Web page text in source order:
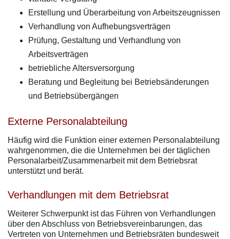
Erstellung und Überarbeitung von Arbeitszeugnissen
Verhandlung von Aufhebungsverträgen
Prüfung, Gestaltung und Verhandlung von
Arbeitsverträgen
betriebliche Altersversorgung
Beratung und Begleitung bei Betriebsänderungen
und Betriebsübergängen
Externe Personalabteilung
Häufig wird die Funktion einer externen Personalabteilung
wahrgenommen, die die Unternehmen bei der täglichen
Personalarbeit/Zusammenarbeit mit dem Betriebsrat
unterstützt und berät.
Verhandlungen mit dem Betriebsrat
Weiterer Schwerpunkt ist das Führen von Verhandlungen
über den Abschluss von Betriebsvereinbarungen, das
Vertreten von Unternehmen und Betriebsräten bundesweit